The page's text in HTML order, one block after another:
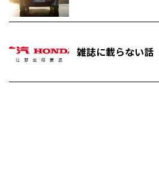
雑誌に載らない話